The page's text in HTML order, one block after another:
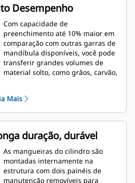
Desempenho
Com capacidade de
preenchimento até 10% maior em
comparação com outras garras de
mandíbula disponíveis, você pode
transferir grandes volumes de
material solto, como grãos, carvão,
produção com ampla abertura da
concha para materiais volumosos.
A poderosa força de fechamento
das conchas da garra combinada
com o tempo de abertura e
fechamento rápidos ajuda a
reduzir os tempos de ciclo e a
manter a tarefa de movimentar
mais toneladas por hora.
Mais
duração, durável
As mangueiras do cilindro são
montadas internamente na
estrutura com dois painéis de
manutenção removíveis para